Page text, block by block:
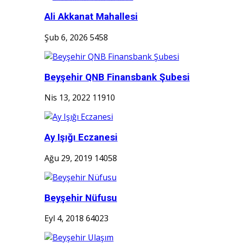
Ali Akkanat Mahallesi
Şub 6, 2026 5458
Beyşehir QNB Finansbank Şubesi
Nis 13, 2022 11910
Ay Işığı Eczanesi
Ağu 29, 2019 14058
Beyşehir Nüfusu
Eyl 4, 2018 64023